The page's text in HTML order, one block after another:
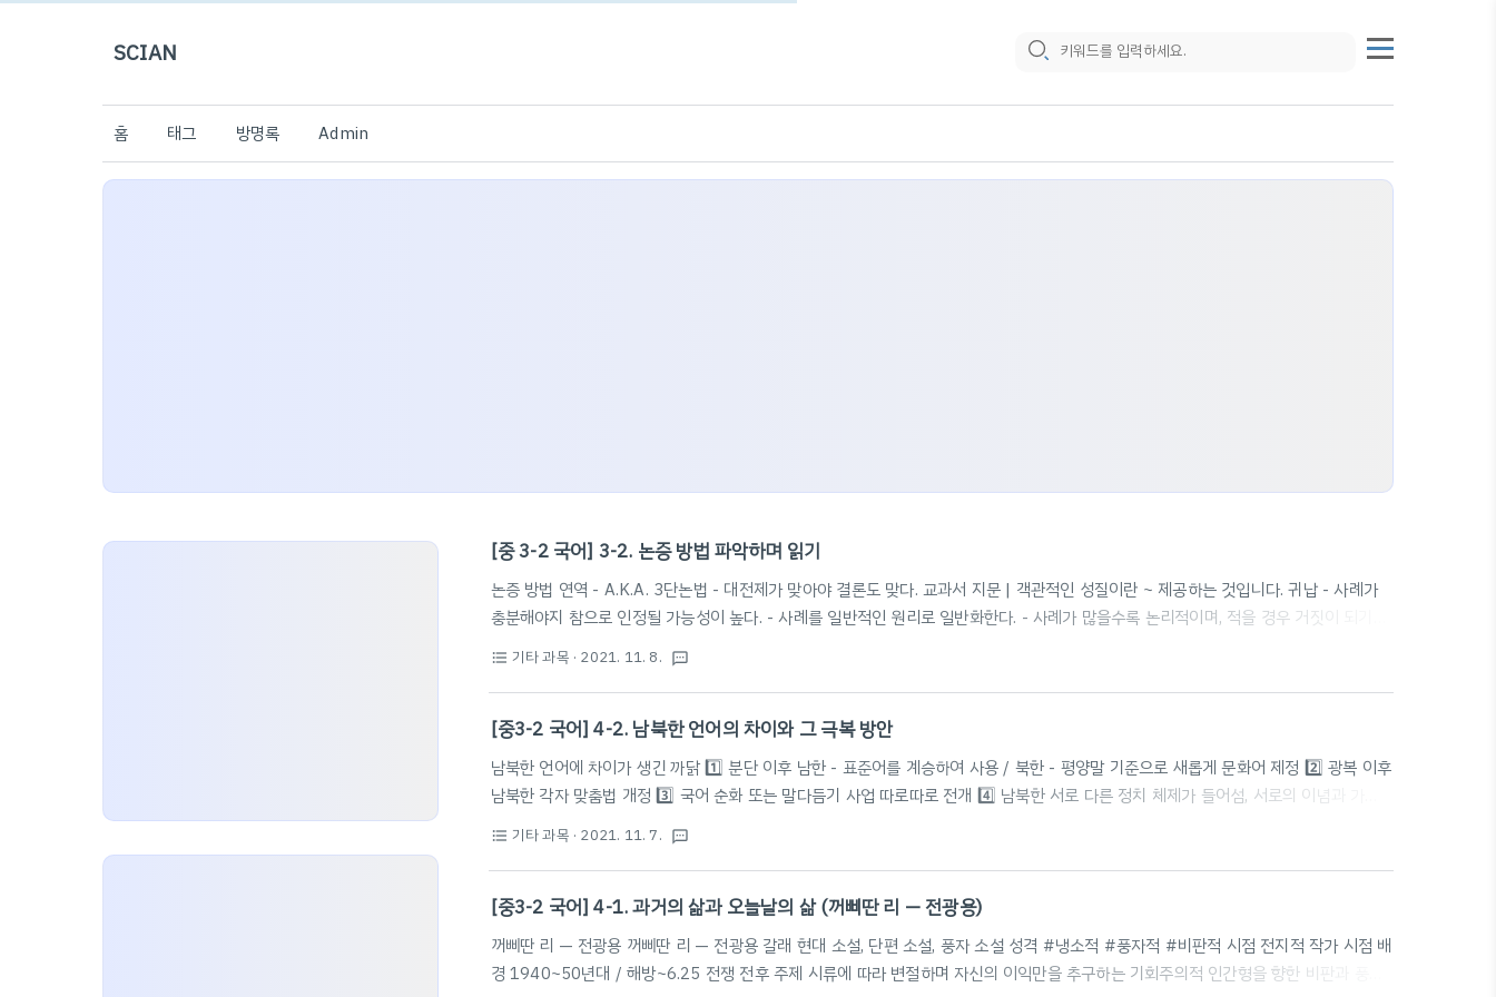
SCIAN
홈 태그 방명록 Admin
[중 3-2 국어] 3-2. 논증 방법 파악하며 읽기
논증 방법 연역 - A.K.A. 3단논법 - 대전제가 맞아야 결론도 맞다. 교과서 지문 | 객관적인 성질이란 ~ 제공하는 것입니다. 귀납 - 사례가
충분해야지 참으로 인정될 가능성이 높다. - 사례를 일반적인 원리로 일반화한다. - 사례가 많을수록 논리적이며, 적을 경우 거짓이 되기
쉽다 (성급한 일반화의 오류). 교과서 지문 | 프랑스 파리에 있는 ~ 받아들이지요. → 이러한 여러 가지 사례를 ~ 주관적인 성질인 것입
니다. 유추 교과서 지문 | 이것은 맛과 비교하여 ~ 그렇지 않을 수 있는 것입니다. 정리 귀납 | 충분한 양의 개별적인 사례들을 검토한 뒤
그 결론으로 일반적인 사실이나 진리를 이끌어 내는 방법 연역 | 일반적 원리나 진리를 전제로 하여 결론을 이끌어 내는 방법 유추 | 둘 이
상의 대..
format_list_bulleted 기타 과목 · 2021. 11. 8. textsms
[중3-2 국어] 4-2. 남북한 언어의 차이와 그 극복 방안
남북한 언어에 차이가 생긴 까닭 1️⃣ 분단 이후 남한 - 표준어를 계승하여 사용 / 북한 - 평양말 기준으로 새롭게 문화어 제정 2️⃣ 광복 이후
남북한 각자 맞춤법 개정 3️⃣ 국어 순화 또는 말다듬기 사업 따로따로 전개 4️⃣ 남북한 서로 다른 정치 체제가 들어섬, 서로의 이념과 가치
달라짐 5️⃣ 남한에는 광복 이후 수많은 외래어 들어와 쓰이고 있음 (남한 지나친 외래어 사용 → 외국어 남용) 남북한 언어의 차이 극복 📚
'겨레말 큰 사전' 편찬 · 남북한이 서로의 언어 차이를 극복하기 위해 함께 만드는 우리말 사전 · 분단 이후 남북한 언어에서 서로 달라진
단어 단일화, 표제어로 삼고 뜻풀이 공통되게 하는 사전 · 남북한의 서로 다른 표기법 통일 · 기존 남한과 북한 사전에 담지 못했던 지역
어,..
format_list_bulleted 기타 과목 · 2021. 11. 7. textsms
[중3-2 국어] 4-1. 과거의 삶과 오늘날의 삶 (꺼삐딴 리 — 전광용)
꺼삐딴 리 — 전광용 꺼삐딴 리 — 전광용 갈래 현대 소설, 단편 소설, 풍자 소설 성격 #냉소적 #풍자적 #비판적 시점 전지적 작가 시점 배
경 1940~50년대 / 해방~6.25 전쟁 전후 주제 시류에 따라 변절하며 자신의 이익만을 추구하는 기회주의적 인간형을 향한 비판과 풍자